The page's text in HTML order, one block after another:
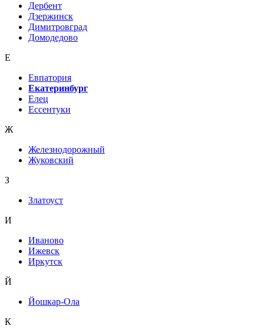
Дербент
Дзержинск
Димитровград
Домодедово
Е
Евпатория
Екатеринбург
Елец
Ессентуки
Ж
Железнодорожный
Жуковский
З
Златоуст
И
Иваново
Ижевск
Иркутск
Й
Йошкар-Ола
К